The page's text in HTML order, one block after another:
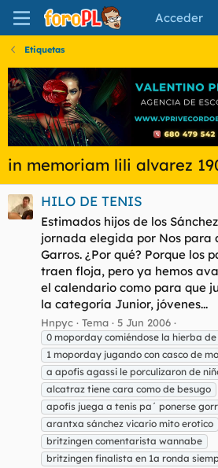
Acceder
Etiquetas
in memoriam lili alvarez
HILO DE TENIS
Estimados hijos de los
jornada elegida por Nos para
Garros. ¿Por qué? Porque los
traen floja, pero ya hemos
el calendario como para que
la categoría Junior, jóvenes...
Hnpyc Tema 5 Jun 2006
0 moporday comiéndose la hierba
1 moporday jugando con casco de
a apofis agassi le porculizaron de
alcatraz tiene cara como de besugo
apofis juega a tenis pa´ ponerse
arantxa sánchez vicario mito erotico
britzingen comentarista wannabe
britzingen finalista en 1a ronda